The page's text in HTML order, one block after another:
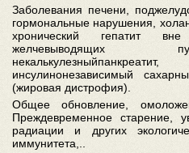
Заболевания печени,
гормональные нарушения,
хронический гепатит вне
желчевыводящих
инсулинонезависимый
(жировая дистрофия).
Общее обновление,
Преждевременное старение,
радиации и других
иммунитета,..